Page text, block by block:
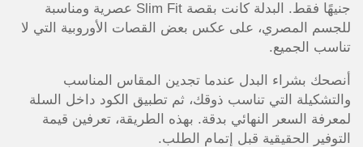
جنيهًا فقط. البدلة كانت بقصة Slim Fit عصرية ومناسبة
للجسم المصري، على عكس بعض القصات الأوروبية التي لا
تناسب الجميع.
أنصحك بشراء البدل عندما تجدين المقاس المناسب
والتشكيلة التي تناسب ذوقك، ثم تطبيق الكود داخل السلة
لمعرفة السعر النهائي بدقة. بهذه الطريقة، تعرفين قيمة
التوفير الحقيقية قبل إتمام الطلب.